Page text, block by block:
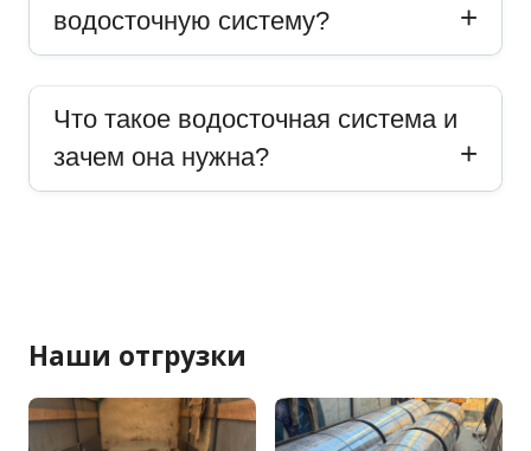
водосточную систему?
Что такое водосточная система и
зачем она нужна?
Наши отгрузки